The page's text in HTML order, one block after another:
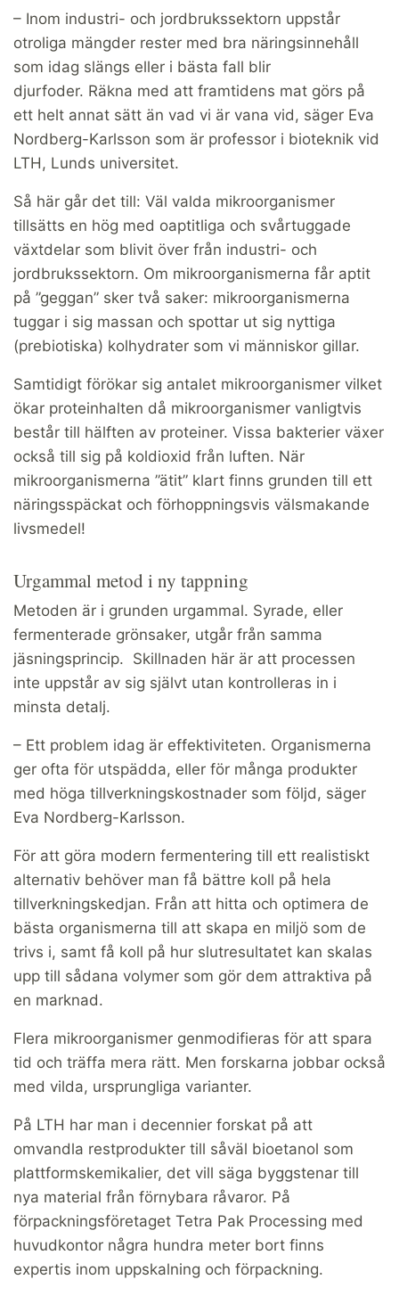
– Inom industri- och jordbrukssektorn uppstår
otroliga mängder rester med bra näringsinnehåll
som idag slängs eller i bästa fall blir
djurfoder. Räkna med att framtidens mat görs på
ett helt annat sätt än vad vi är vana vid, säger Eva
Nordberg-Karlsson som är professor i bioteknik vid
LTH, Lunds universitet.
Så här går det till: Väl valda mikroorganismer
tillsätts en hög med oaptitliga och svårtuggade
växtdelar som blivit över från industri- och
jordbrukssektorn. Om mikroorganismerna får aptit
på ”geggan” sker två saker: mikroorganismerna
tuggar i sig massan och spottar ut sig nyttiga
(prebiotiska) kolhydrater som vi människor gillar.
Samtidigt förökar sig antalet mikroorganismer vilket
ökar proteinhalten då mikroorganismer vanligtvis
består till hälften av proteiner. Vissa bakterier växer
också till sig på koldioxid från luften. När
mikroorganismerna ”ätit” klart finns grunden till ett
näringsspäckat och förhoppningsvis välsmakande
livsmedel!
Urgammal metod i ny tappning
Metoden är i grunden urgammal. Syrade, eller
fermenterade grönsaker, utgår från samma
jäsningsprincip. Skillnaden här är att processen
inte uppstår av sig självt utan kontrolleras in i
minsta detalj.
– Ett problem idag är effektiviteten. Organismerna
ger ofta för utspädda, eller för många produkter
med höga tillverkningskostnader som följd, säger
Eva Nordberg-Karlsson.
För att göra modern fermentering till ett realistiskt
alternativ behöver man få bättre koll på hela
tillverkningskedjan. Från att hitta och optimera de
bästa organismerna till att skapa en miljö som de
trivs i, samt få koll på hur slutresultatet kan skalas
upp till sådana volymer som gör dem attraktiva på
en marknad.
Flera mikroorganismer genmodifieras för att spara
tid och träffa mera rätt. Men forskarna jobbar också
med vilda, ursprungliga varianter.
På LTH har man i decennier forskat på att
omvandla restprodukter till såväl bioetanol som
plattformskemikalier, det vill säga byggstenar till
nya material från förnybara råvaror. På
förpackningsföretaget Tetra Pak Processing med
huvudkontor några hundra meter bort finns
expertis inom uppskalning och förpackning.